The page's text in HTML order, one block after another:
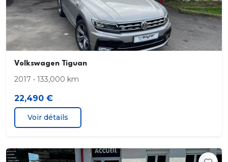
Volkswagen Tiguan
2017 • 133,000 km
22,490 €
Voir détails